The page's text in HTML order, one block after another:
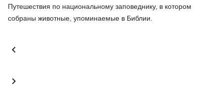
Путешествия по национальному заповеднику, в котором
собраны животные, упоминаемые в Библии.

